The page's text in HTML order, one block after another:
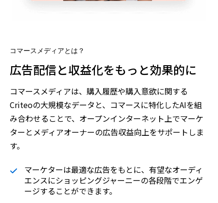
コマースメディアとは？
広告配信と収益化をもっと効果的に
コマースメディアは、購入履歴や購入意欲に関する
Criteoの大規模なデータと、コマースに特化したAIを組
み合わせることで、オープンインターネット上でマーケ
ターとメディアオーナーの広告収益向上をサポートしま
す。
マーケターは最適な広告をもとに、有望なオーディ
エンスにショッピングジャーニーの各段階でエンゲ
ージすることができます。